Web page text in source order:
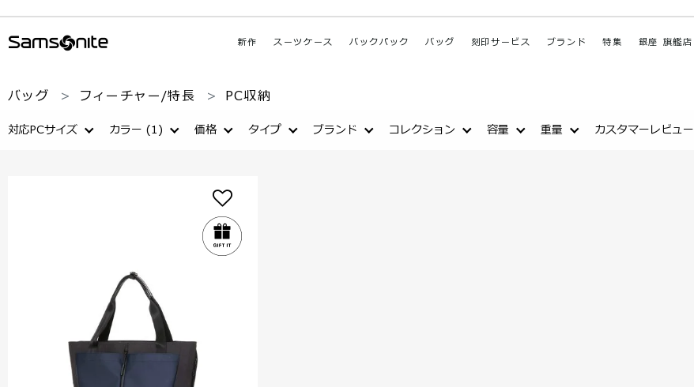
新作 スーツケース バックパック バッグ 刻印サービス ブランド 特集 銀座 旗艦店
バッグ フィーチャー/特長 PC収納
カラー (1) 価格 ブランド コレクション 容量 重量 カスタマーレビュー
タイプ
対応PCサイズ